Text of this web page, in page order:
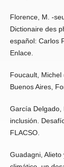
Florence, M. -
Dictionaire des
español: Carlos
Enlace.
Foucault, Michel
Buenos Aires,
García Delgado,
inclusión.
FLACSO.
Guadagni, Alieto